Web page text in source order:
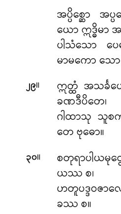
အပ္ပိစ္ဆော အ
ယော ဣဒ္ဓိမာ အ
ပါသံသော ပ
မာမကော သေ
၂၉။
ဣတ္ထံ အသင်္ခ
ခဏဒီပိတေ၊
ဂါထာသု သူစ
တေ ဗုဓော။
၃၀။
စတုရာပါယမုတ္
ယဿ စ၊
ဟတူပဒ္ဒဝဇ
ခဿ စ။